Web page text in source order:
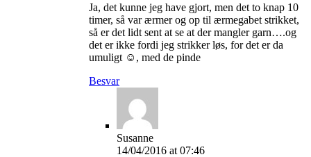
Ja, det kunne jeg have gjort, men det to knap 10
timer, så var ærmer og op til ærmegabet strikket,
så er det lidt sent at se at der mangler garn….og
det er ikke fordi jeg strikker løs, for det er da
umuligt ☺️, med de pinde
Besvar
Susanne
14/04/2016 at 07:46